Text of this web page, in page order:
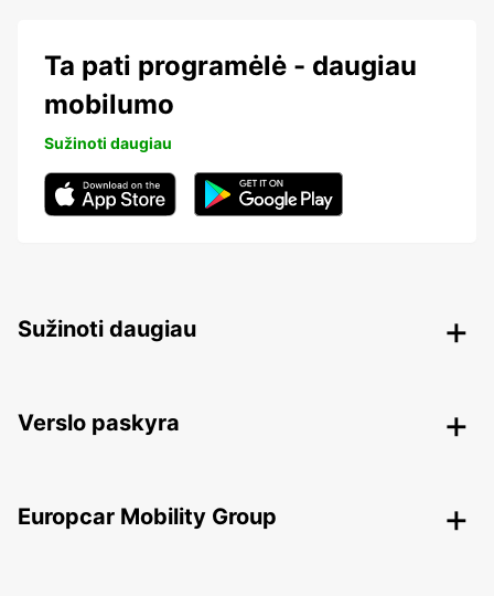
Ta pati programėlė - daugiau
mobilumo
Sužinoti daugiau
Sužinoti daugiau
Verslo paskyra
Europcar Mobility Group